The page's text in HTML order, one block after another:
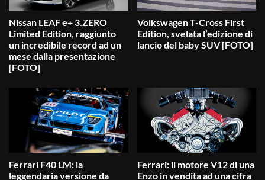
Nissan LEAF e+ 3.ZERO
Limited Edition, raggiunto
un incredibile record ad un
mese dalla presentazione
[FOTO]
Volkswagen T-Cross First
Edition, svelata l’edizione di
lancio del baby SUV [FOTO]
Ferrari F40 LM: la
leggendaria versione da
Ferrari: il motore V12 di una
Enzo in vendita ad una cifra